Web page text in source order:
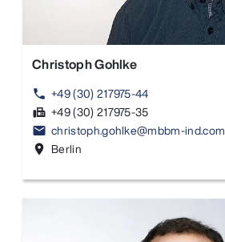
Christoph Gohlke
phone +49 (30) 217975-44
fax +49 (30) 217975-35
email christoph.gohlke@mbbm-ind.com
location_on Berlin